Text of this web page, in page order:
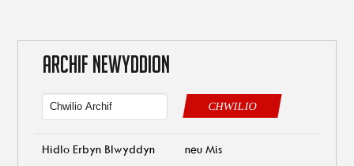
ARCHIF NEWYDDION
CHWILIO
Hidlo Erbyn Blwyddyn neu Mis